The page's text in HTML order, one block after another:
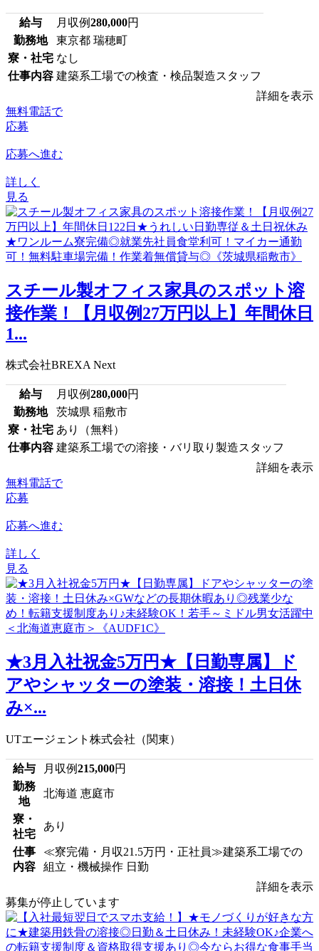
給与 月収例280,000円
勤務地
東京都 瑞穂町
寮・社宅 なし
仕事内容 建築系工場での検査・検品製造スタッフ
詳細を表示
無料電話で
応募
応募へ進む
詳しく
見る
スチール製オフィス家具のスポット溶
接作業！【月収例27万円以上】年間休日
1...
株式会社BREXA Next
給与 月収例280,000円
勤務地
茨城県 稲敷市
寮・社宅 あり（無料）
仕事内容 建築系工場での溶接・バリ取り製造スタッフ
詳細を表示
無料電話で
応募
応募へ進む
詳しく
見る
★3月入社祝金5万円★【日勤専属】ド
アやシャッターの塗装・溶接！土日休
み×...
UTエージェント株式会社（関東）
給与 月収例215,000円
勤務
地
北海道 恵庭市
寮・
社宅
あり
仕事
内容
≪寮完備・月収21.5万円・正社員≫建築系工場での
組立・機械操作 日勤
詳細を表示
募集が停止しています